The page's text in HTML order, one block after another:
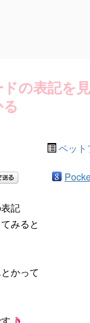
の表記を
ペット
記
みると
かって